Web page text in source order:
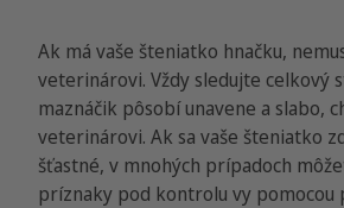
Ak má vaše šteniatko hnačku,
veterinárovi. Vždy sledujte celkový
maznáčik pôsobí unavene a slabo,
veterinárovi. Ak sa vaše šteniatko
šťastné, v mnohých prípadoch
príznaky pod kontrolu vy pomocou